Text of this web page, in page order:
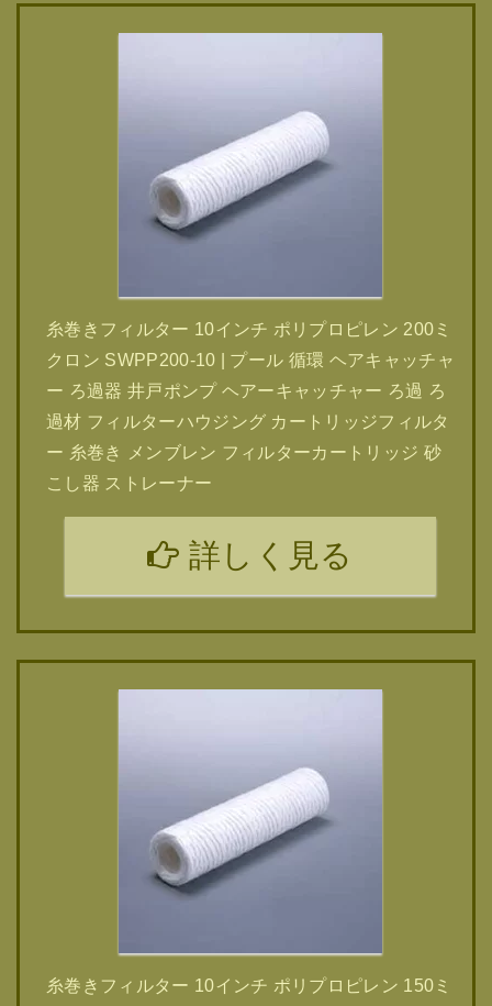
糸巻きフィルター 10インチ ポリプロピレン 200ミ
クロン SWPP200-10 | プール 循環 ヘアキャッチャ
ー ろ過器 井戸ポンプ ヘアーキャッチャー ろ過 ろ
過材 フィルターハウジング カートリッジフィルタ
ー 糸巻き メンブレン フィルターカートリッジ 砂
こし器 ストレーナー
詳しく見る
糸巻きフィルター 10インチ ポリプロピレン 150ミ